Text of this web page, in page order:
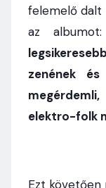
felemelő dalt
az
zenének
elektro-folk
Ezt